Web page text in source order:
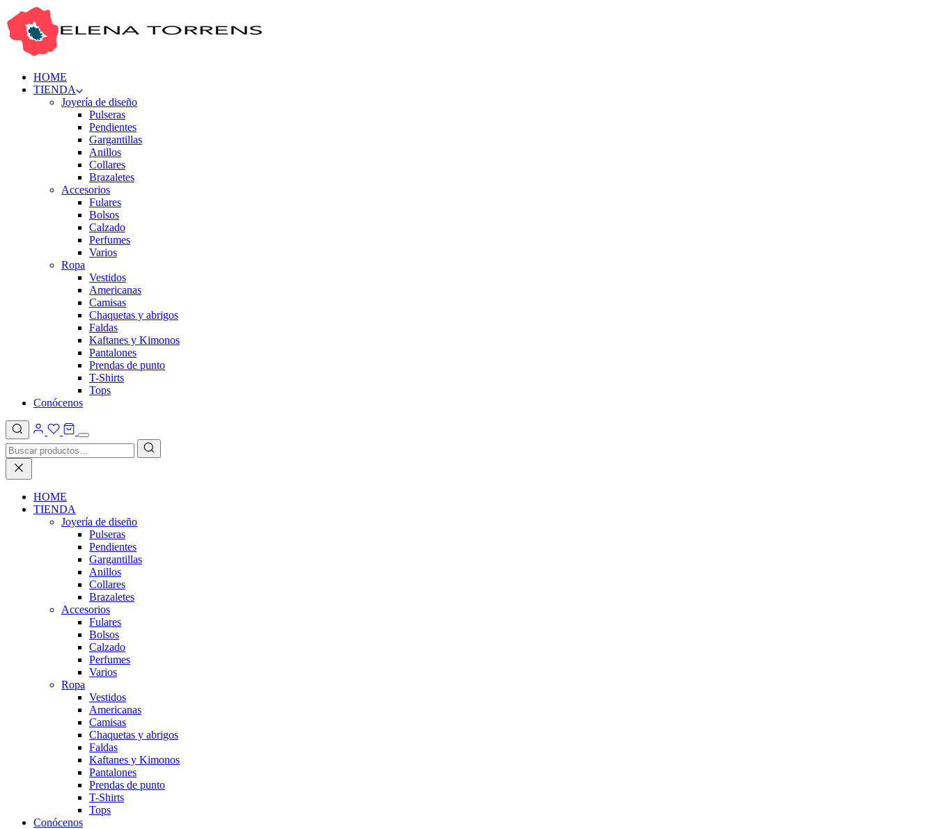
HOME
TIENDA
Joyería de diseño
Pulseras
Pendientes
Gargantillas
Anillos
Collares
Brazaletes
Accesorios
Fulares
Bolsos
Calzado
Perfumes
Varios
Ropa
Vestidos
Americanas
Camisas
Chaquetas y abrigos
Faldas
Kaftanes y Kimonos
Pantalones
Prendas de punto
T-Shirts
Tops
Conócenos
HOME
TIENDA
Joyería de diseño
Pulseras
Pendientes
Gargantillas
Anillos
Collares
Brazaletes
Accesorios
Fulares
Bolsos
Calzado
Perfumes
Varios
Ropa
Vestidos
Americanas
Camisas
Chaquetas y abrigos
Faldas
Kaftanes y Kimonos
Pantalones
Prendas de punto
T-Shirts
Tops
Conócenos